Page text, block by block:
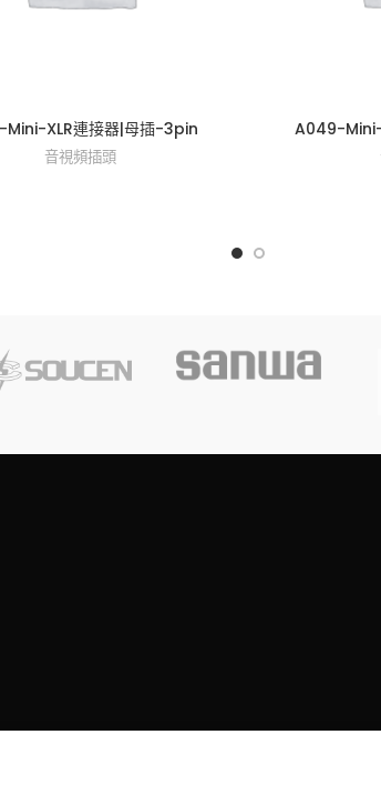
Mini-XLR連接器|母插-3pin
音視頻插頭
A049-